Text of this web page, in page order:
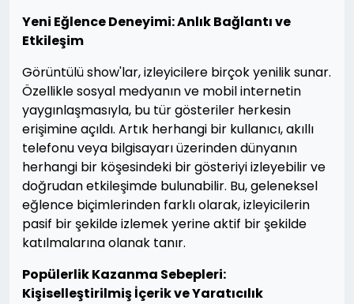
Yeni Eğlence Deneyimi: Anlık Bağlantı ve
Etkileşim
Görüntülü show'lar, izleyicilere birçok yenilik sunar.
Özellikle sosyal medyanın ve mobil internetin
yaygınlaşmasıyla, bu tür gösteriler herkesin
erişimine açıldı. Artık herhangi bir kullanıcı, akıllı
telefonu veya bilgisayarı üzerinden dünyanın
herhangi bir köşesindeki bir gösteriyi izleyebilir ve
doğrudan etkileşimde bulunabilir. Bu, geleneksel
eğlence biçimlerinden farklı olarak, izleyicilerin
pasif bir şekilde izlemek yerine aktif bir şekilde
katılmalarına olanak tanır.
Popülerlik Kazanma Sebepleri:
Kişiselleştirilmiş İçerik ve Yaratıcılık